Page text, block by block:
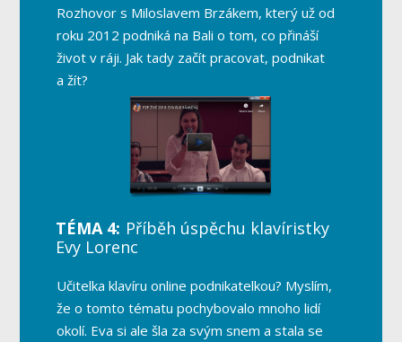
Rozhovor s Miloslavem Brzákem, který už od
roku 2012 podniká na Bali o tom, co přináší
život v ráji. Jak tady začít pracovat, podnikat
a žít?
TÉMA 4: Příběh úspěchu klavíristky
Evy Lorenc
Učitelka klavíru online podnikatelkou? Myslím,
že o tomto tématu pochybovalo mnoho lidí
okolí. Eva si ale šla za svým snem a stala se